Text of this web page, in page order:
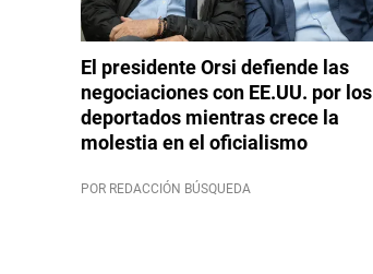
El presidente Orsi defiende las
negociaciones con EE.UU. por los
deportados mientras crece la
molestia en el oficialismo
POR REDACCIÓN BÚSQUEDA